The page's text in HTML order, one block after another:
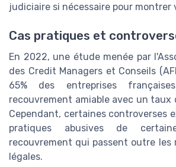
judiciaire si nécessaire pour montrer
Cas pratiques et
En 2022, une étude menée par
des Credit Managers et Conseils
65% des entreprises
recouvrement amiable avec un taux
Cependant, certaines controverses
pratiques abusives de
recouvrement qui passent outre les
légales.